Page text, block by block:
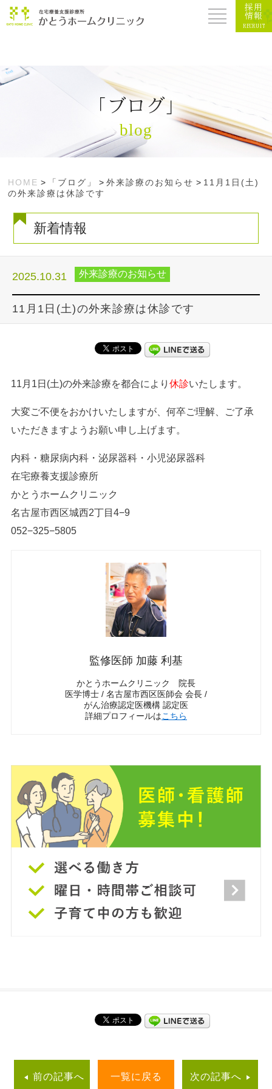
採用
情報
RECRUIT
「ブログ」
blog
HOME > 「ブログ」 >外来診療のお知らせ > 11月1日(土)
の外来診療は休診です
新着情報
2025.10.31 外来診療のお知らせ
11月1日(土)の外来診療は休診です
11月1日(土)の外来診療を都合により 休診いたします。
大変ご不便をおかけいたしますが、何卒ご理解、ご了承
いただきますようお願い申し上げます。
内科・糖尿病内科・泌尿器科・小児泌尿器科
在宅療養支援診療所
かとうホームクリニック
名古屋市西区城西2丁目4−9
052−325−5805
監修医師 加藤 利基
かとうホームクリニック 院長
医学博士 / 名古屋市西区医師会 会長 /
がん治療認定医機構 認定医
詳細プロフィールはこちら
前の記事へ 一覧に戻る 次の記事へ